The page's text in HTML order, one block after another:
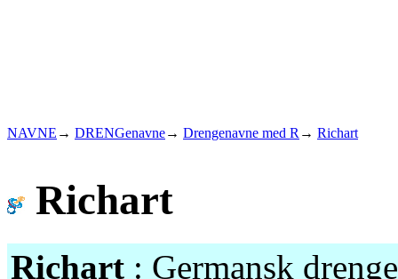
NAVNE → DRENGenavne→ Drengenavne med R → Richart
Richart
Richart : Germansk